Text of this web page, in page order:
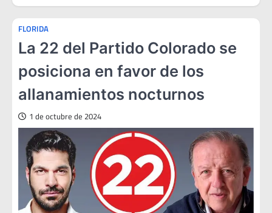
FLORIDA
La 22 del Partido Colorado se
posiciona en favor de los
allanamientos nocturnos
1 de octubre de 2024